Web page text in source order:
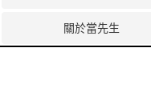
關於當先生